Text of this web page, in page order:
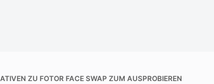
ZU FOTOR FACE SWAP ZUM AUSPROBIEREN